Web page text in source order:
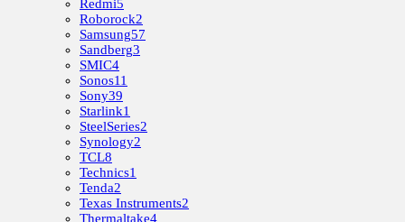
Redmi5
Roborock2
Samsung57
Sandberg3
SMIC4
Sonos11
Sony39
Starlink1
SteelSeries2
Synology2
TCL8
Technics1
Tenda2
Texas Instruments2
Thermaltake4